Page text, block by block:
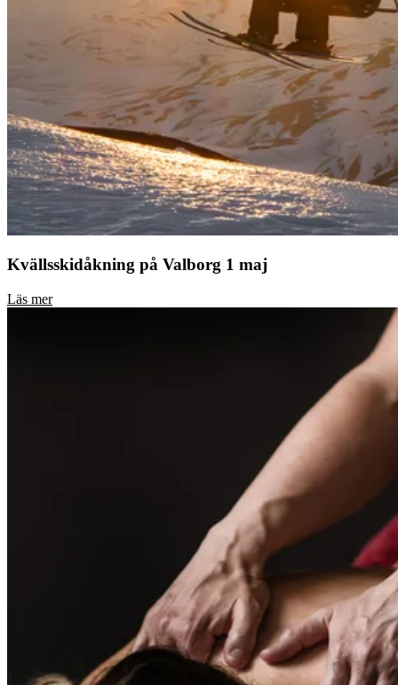
Kvällsskidåkning på Valborg 1 maj
Läs mer